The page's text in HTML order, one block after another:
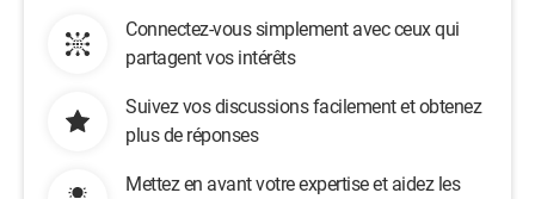
Connectez-vous simplement avec ceux qui
partagent vos intérêts
Suivez vos discussions facilement et obtenez
plus de réponses
Mettez en avant votre expertise et aidez les